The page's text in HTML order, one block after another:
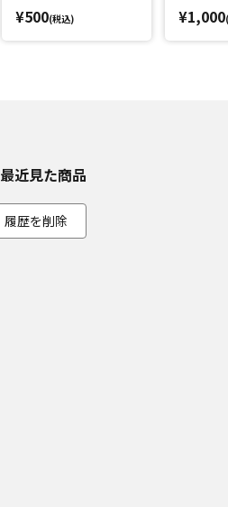
¥500(税込) ¥1,000
最近見た商品
履歴を削除